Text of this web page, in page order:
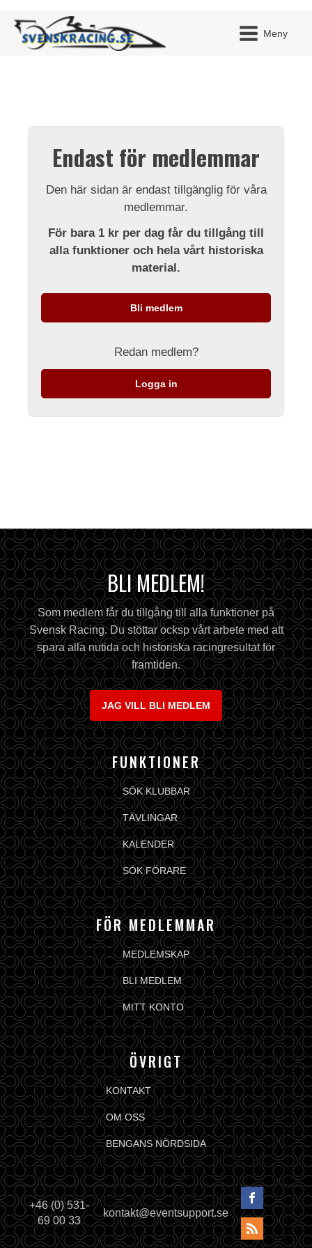
Meny
Endast för medlemmar
Den här sidan är endast tillgänglig för våra
medlemmar.
För bara 1 kr per dag får du tillgång till
alla funktioner och hela vårt historiska
material.
Bli medlem
Redan medlem?
Logga in
BLI MEDLEM!
Som medlem får du tillgång till alla funktioner på
Svensk Racing. Du stöttar ocksp vårt arbete med att
spara alla nutida och historiska racingresultat för
framtiden.
JAG VILL BLI MEDLEM
FUNKTIONER
SÖK KLUBBAR
TÄVLINGAR
KALENDER
SÖK FÖRARE
FÖR MEDLEMMAR
MEDLEMSKAP
BLI MEDLEM
MITT KONTO
ÖVRIGT
KONTAKT
OM OSS
BENGANS NÖRDSIDA
+46 (0) 531-
69 00 33
kontakt@eventsupport.se